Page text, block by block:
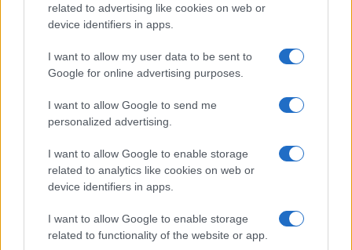
related to advertising like cookies on web or
device identifiers in apps.
I want to allow my user data to be sent to
Google for online advertising purposes.
I want to allow Google to send me
personalized advertising.
I want to allow Google to enable storage
related to analytics like cookies on web or
device identifiers in apps.
I want to allow Google to enable storage
related to functionality of the website or app.
FINANZA
Cash management personale con il sistema a bucket: guida